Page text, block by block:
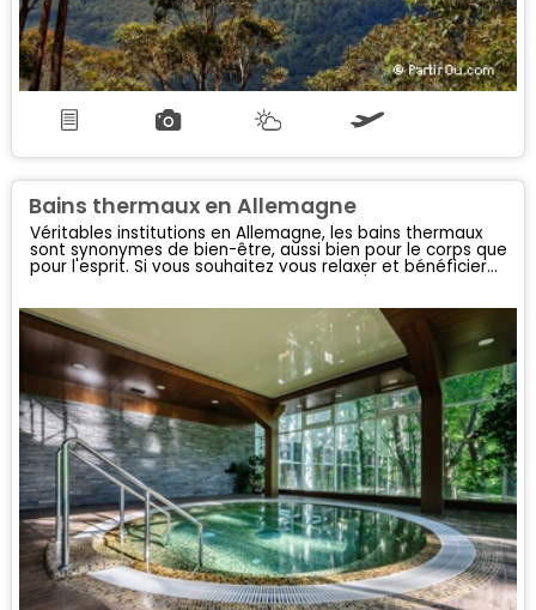
Bains thermaux en Allemagne
Véritables institutions en Allemagne, les bains thermaux
sont synonymes de bien-être, aussi bien pour le corps que
pour l'esprit. Si vous souhaitez vous relaxer et bénéficier
des bienfaits des eaux thermales, alors n'hésitez pas à y